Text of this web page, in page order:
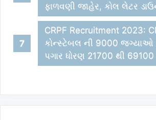
ફાળવણી જાહેર, કોલ લેટર
CRPF Recruitment 2023:
કોન્સ્ટેબલ ની 9000 જગ્યાઓ
પગાર ધોરણ 21700 થી 69100